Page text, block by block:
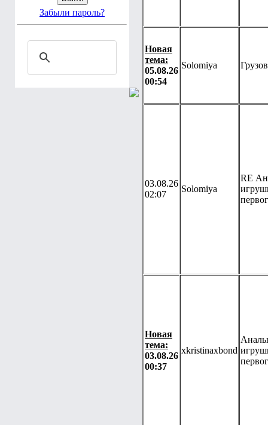
Забыли пароль?
Новая
тема:
05.08.26
00:54
Solomiya
03.08.26
02:07
Solomiya
RE
Новая
тема:
03.08.26
00:37
xkristinaxbond